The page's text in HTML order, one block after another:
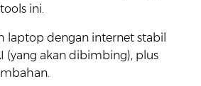
ini.
laptop dengan internet stabil
(yang akan dibimbing), plus